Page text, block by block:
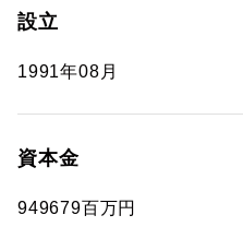
設立
1991年08月
資本金
949679百万円